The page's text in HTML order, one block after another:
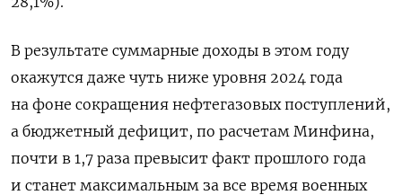
В результате суммарные доходы в этом году
окажутся даже чуть ниже уровня 2024 года
на фоне сокращения нефтегазовых поступлений,
а бюджетный дефицит, по расчетам Минфина,
почти в 1,7 раза превысит факт прошлого года
и станет максимальным за все время военных